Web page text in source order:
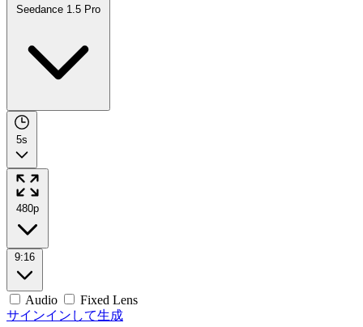
Seedance 1.5 Pro
5s
480p
9:16
Audio
Fixed Lens
サインインして生成